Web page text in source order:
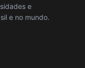
e
e no mundo.